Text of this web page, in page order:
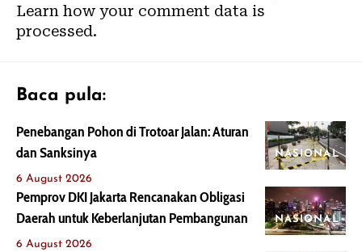
Learn how your comment data is
processed.
Baca pula:
NASIONAL
Penebangan Pohon di Trotoar Jalan: Aturan
dan Sanksinya
6 August 2026
NASIONAL
Pemprov DKI Jakarta Rencanakan Obligasi
Daerah untuk Keberlanjutan Pembangunan
6 August 2026